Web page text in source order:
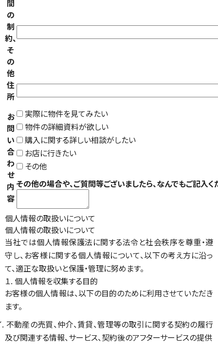
間
の
制
約、
そ
の
他
住
所
お
問
い
合
わ
せ
内
容
実際に物件を見てみたい
物件の詳細資料が欲しい
購入に関する詳しい相談がしたい
お店に行きたい
その他
その他の場合や、ご質問等ございましたら、なんでもご記入く
個人情報の取扱いについて
個人情報の取扱いについて
当社では個人情報保護法に関する法令と社会秩序を尊重・遵
守し、お客様に関する個人情報について、以下の考え方に沿っ
て、適正な取扱いと保護・管理に努めます。
１. 個人情報を収集する目的
お客様の個人情報は、以下の目的のために利用させていただき
ます。
. 不動産の売買、仲介、賃貸、管理等の取引に関する契約の履行
及び関連する情報、サービス、契約後のアフターサービスの提供